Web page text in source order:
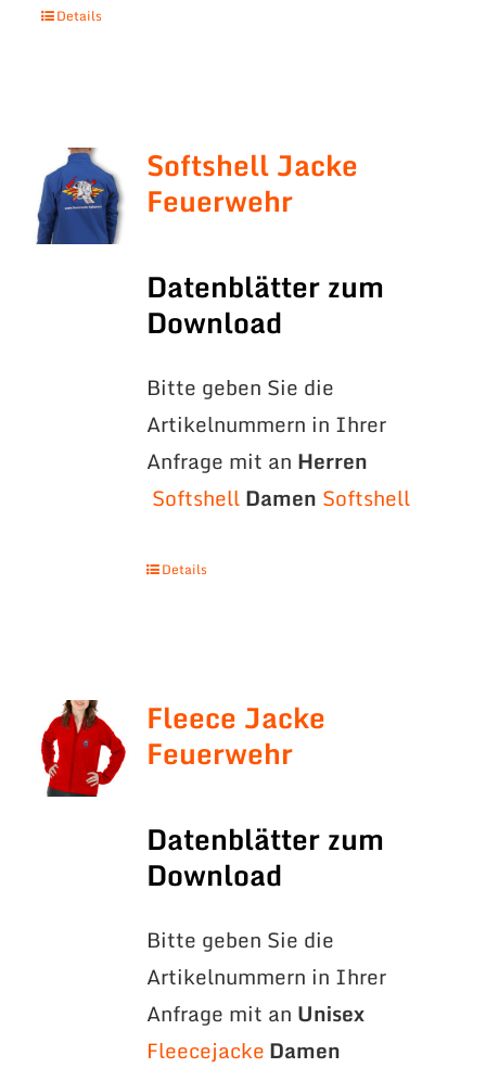
Details
Softshell Jacke
Feuerwehr
Datenblätter zum
Download
Bitte geben Sie die
Artikelnummern in Ihrer
Anfrage mit an Herren
Softshell Damen Softshell
Details
Fleece Jacke
Feuerwehr
Datenblätter zum
Download
Bitte geben Sie die
Artikelnummern in Ihrer
Anfrage mit an Unisex
FleecejackeDamen